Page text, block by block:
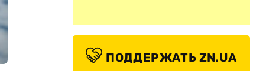
ПОДДЕРЖАТЬ ZN.UA